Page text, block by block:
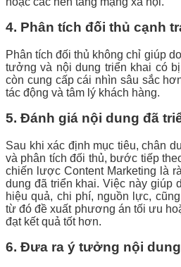
4. Phân tích đối thủ cạnh
Phân tích đối thủ không chỉ giúp
tưởng và nội dung triển khai có
còn cung cấp cái nhìn sâu sắc
tác động và tâm lý khách hàng.
5. Đánh giá nội dung đã
Sau khi xác định mục tiêu, chân
và phân tích đối thủ, bước tiếp
chiến lược Content Marketing là
dung đã triển khai. Việc này giúp
hiệu quả, chi phí, nguồn lực,
từ đó đề xuất phương án tối ưu
đạt kết quả tốt hơn.
6. Đưa ra ý tưởng nội